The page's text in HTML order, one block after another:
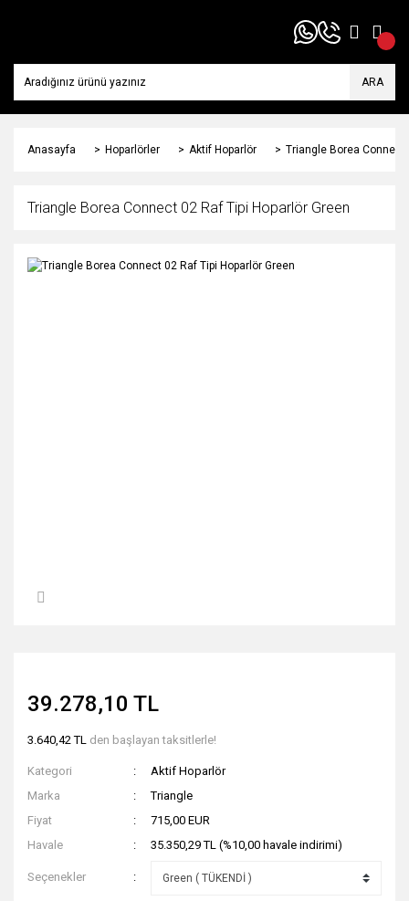
ARA
Anasayfa Hoparlörler Aktif Hoparlör Triangle Borea Connect
Triangle Borea Connect 02 Raf Tipi Hoparlör Green
39.278,10 TL
3.640,42 TL den başlayan taksitlerle!
Kategori
Aktif Hoparlör
Marka
Triangle
Fiyat
715,00 EUR
Havale
35.350,29 TL (%10,00 havale indirimi)
Seçenekler